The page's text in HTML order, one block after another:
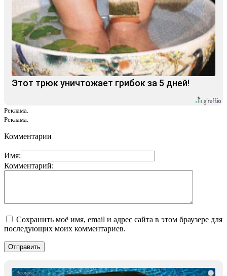
Этот трюк уничтожает грибок за 5 дней!
Реклама.
Реклама.
Комментарии
Имя:
Комментарий:
Сохранить моё имя, email и адрес сайта в этом браузере для
последующих моих комментариев.
i